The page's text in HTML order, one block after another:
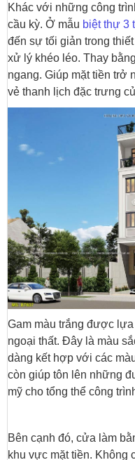
Khác với những công
cầu kỳ. Ở mẫu biệt thự 3
đến sự tối giản trong
xử lý khéo léo. Thay
ngang. Giúp mặt tiền trở
vẻ thanh lịch đặc trưng
Gam màu trắng được
ngoại thất. Đây là màu
dàng kết hợp với các
còn giúp tôn lên những
mỹ cho tổng thể công
Bên cạnh đó, cửa làm
khu vực mặt tiền. Không